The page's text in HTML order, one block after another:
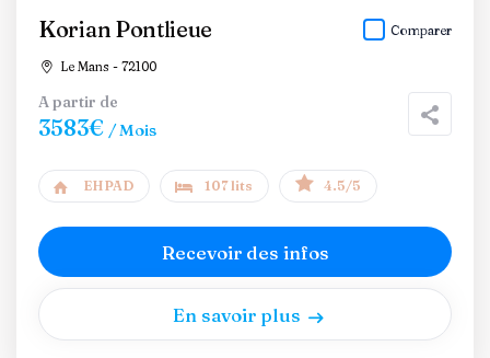
Korian Pontlieue
Le Mans - 72100
Comparer
A partir de
3583€ / Mois
EHPAD 107 lits 4.5/5
Recevoir des infos
En savoir plus